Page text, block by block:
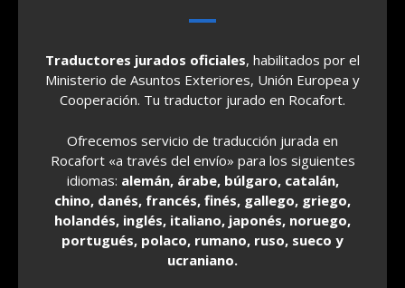
Traductores jurados oficiales, habilitados por el
Ministerio de Asuntos Exteriores, Unión Europea y
Cooperación. Tu traductor jurado en Rocafort.
Ofrecemos servicio de traducción jurada en
Rocafort «a través del envío» para los siguientes
idiomas: alemán, árabe, búlgaro, catalán,
chino, danés, francés, finés, gallego, griego,
holandés, inglés, italiano, japonés, noruego,
portugués, polaco, rumano, ruso, sueco y
ucraniano.